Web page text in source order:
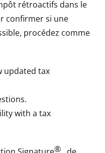
rétroactifs dans le
confirmer si une
procédez comme
updated tax
with a tax
®